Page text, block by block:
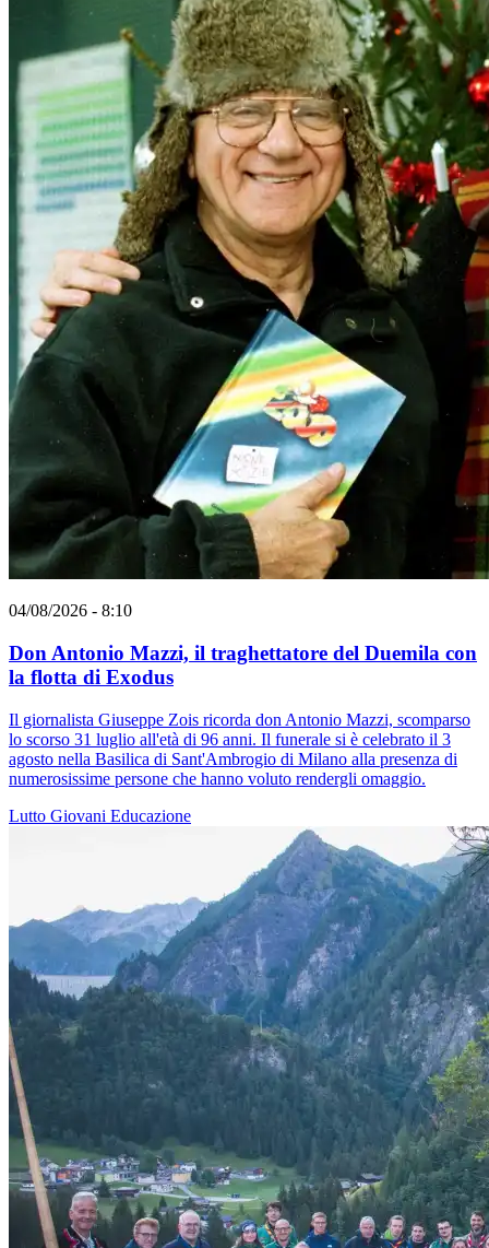
04/08/2026 - 8:10
Don Antonio Mazzi, il traghettatore del Duemila con
la flotta di Exodus
Il giornalista Giuseppe Zois ricorda don Antonio Mazzi, scomparso
lo scorso 31 luglio all'età di 96 anni. Il funerale si è celebrato il 3
agosto nella Basilica di Sant'Ambrogio di Milano alla presenza di
numerosissime persone che hanno voluto rendergli omaggio.
Lutto Giovani Educazione